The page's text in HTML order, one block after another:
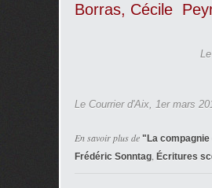
Borras, Cécile
Le Courrier d'Aix, 1er mars
En savoir plus de "La
Frédéric Sonntag Écritures